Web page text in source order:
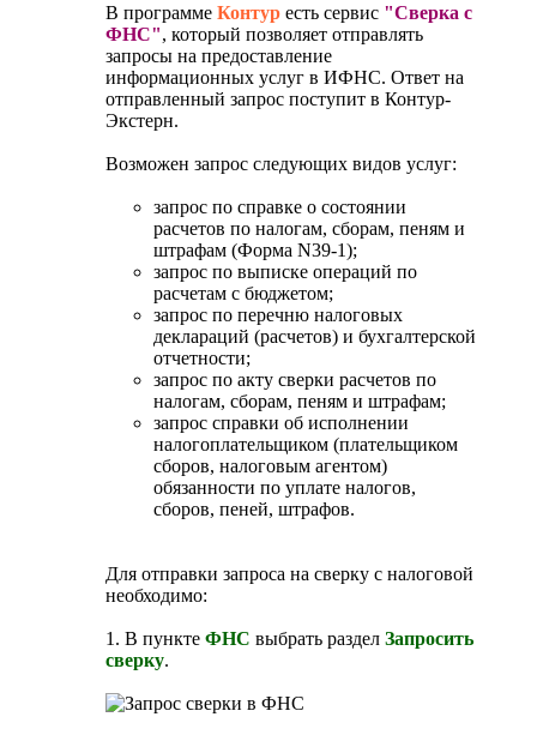
В программе Контур есть сервис "Сверка с
ФНС", который позволяет отправлять
запросы на предоставление
информационных услуг в ИФНС. Ответ на
отправленный запрос поступит в Контур-
Экстерн.
Возможен запрос следующих видов услуг:
запрос по справке о состоянии
расчетов по налогам, сборам, пеням и
штрафам (Форма N39-1);
запрос по выписке операций по
расчетам с бюджетом;
запрос по перечню налоговых
деклараций (расчетов) и бухгалтерской
отчетности;
запрос по акту сверки расчетов по
налогам, сборам, пеням и штрафам;
запрос справки об исполнении
налогоплательщиком (плательщиком
сборов, налоговым агентом)
обязанности по уплате налогов,
сборов, пеней, штрафов.
Для отправки запроса на сверку с налоговой
необходимо:
1. В пункте ФНС выбрать раздел Запросить
сверку.